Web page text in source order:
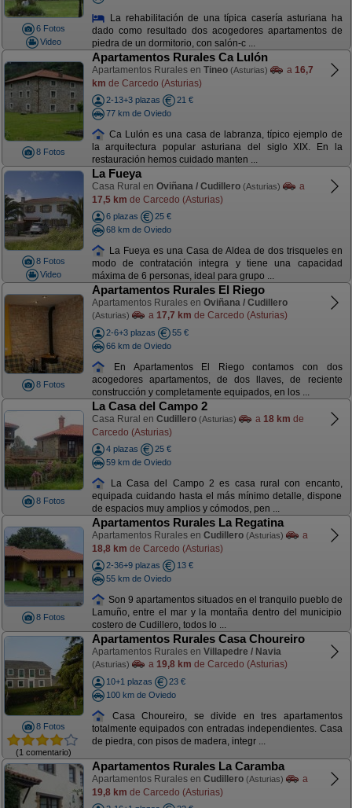
6 Fotos
Video
La rehabilitación de una típica casería asturiana ha
dado como resultado dos acogedores apartamentos de
piedra de un dormitorio, con salón-c ...
8 Fotos
Apartamentos Rurales Ca Lulón
Apartamentos Rurales en Tineo (Asturias) a 16,7
km de Carcedo (Asturias)
2-13+3 plazas
21 €
77 km de Oviedo
Ca Lulón es una casa de labranza, típico ejemplo de
la arquitectura popular asturiana del siglo XIX. En la
restauración hemos cuidado manten ...
8 Fotos
Video
La Fueya
Casa Rural en Oviñana / Cudillero (Asturias)
a
17,5 km de Carcedo (Asturias)
6 plazas
25 €
68 km de Oviedo
La Fueya es una Casa de Aldea de dos trisqueles en
modo de contratación integra y tiene una capacidad
máxima de 6 personas, ideal para grupo ...
8 Fotos
Apartamentos Rurales El Riego
Apartamentos Rurales en Oviñana / Cudillero
(Asturias) a 17,7 km de Carcedo (Asturias)
2-6+3 plazas
55 €
66 km de Oviedo
En Apartamentos El Riego contamos con dos
acogedores apartamentos, de dos llaves, de reciente
construcción y completamente equipados, en los ...
8 Fotos
La Casa del Campo 2
Casa Rural en Cudillero (Asturias) a 18 km de
Carcedo (Asturias)
4 plazas
25 €
59 km de Oviedo
La Casa del Campo 2 es casa rural con encanto,
equipada cuidando hasta el más mínimo detalle, dispone
de espacios muy amplios y cómodos, pen ...
8 Fotos
Apartamentos Rurales La Regatina
Apartamentos Rurales en Cudillero (Asturias)
a
18,8 km de Carcedo (Asturias)
2-36+9 plazas
13 €
55 km de Oviedo
Son 9 apartamentos situados en el tranquilo pueblo de
Lamuño, entre el mar y la montaña dentro del municipio
costero de Cudillero, todos lo ...
8 Fotos
(1 comentario)
Apartamentos Rurales Casa Choureiro
Apartamentos Rurales en Villapedre / Navia
(Asturias) a 19,8 km de Carcedo (Asturias)
10+1 plazas
23 €
100 km de Oviedo
Casa Choureiro, se divide en tres apartamentos
totalmente equipados con entradas independientes. Casa
de piedra, con pisos de madera, integr ...
Apartamentos Rurales La Caramba
Apartamentos Rurales en Cudillero (Asturias)
a
19,8 km de Carcedo (Asturias)